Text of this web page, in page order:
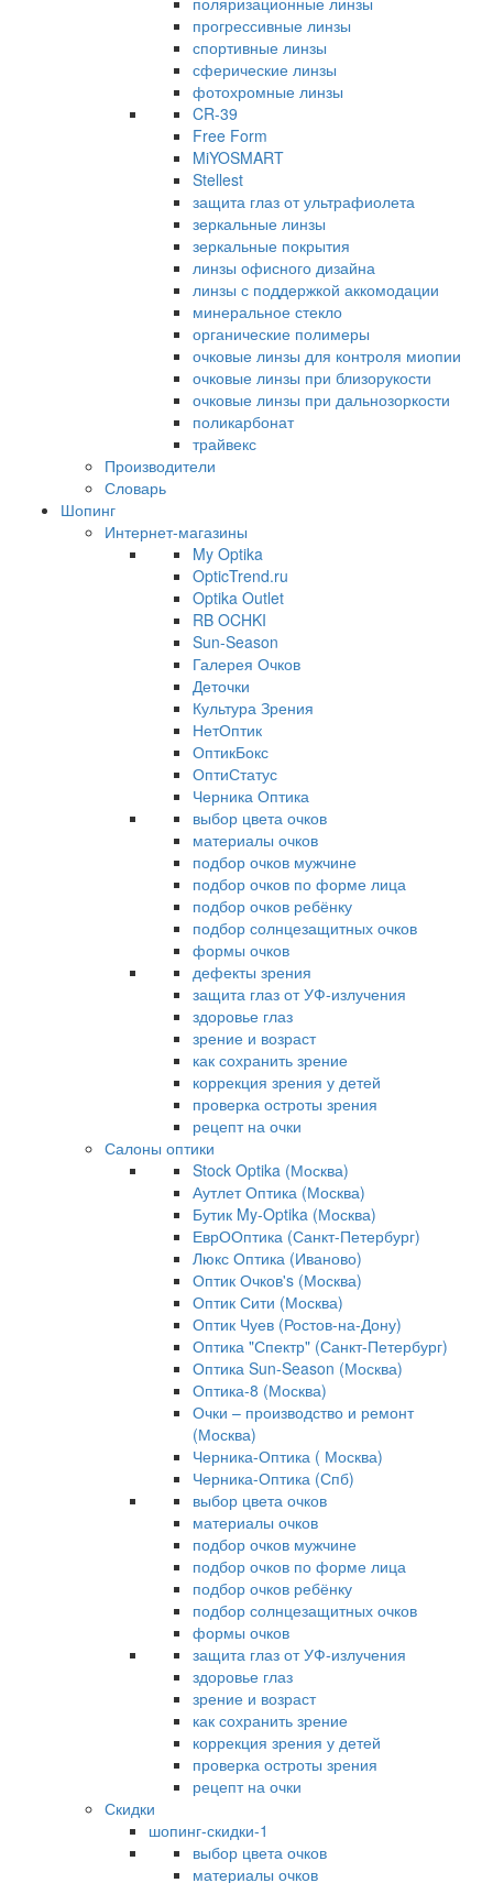
прогрессивные линзы
спортивные линзы
сферические линзы
фотохромные линзы
CR-39
Free Form
MiYOSMART
Stellest
защита глаз от ультрафиолета
зеркальные линзы
зеркальные покрытия
линзы офисного дизайна
линзы с поддержкой аккомодации
минеральное стекло
органические полимеры
очковые линзы для контроля миопии
очковые линзы при близорукости
очковые линзы при дальнозоркости
поликарбонат
трайвекс
Производители
Словарь
Шопинг
Интернет-магазины
My Optika
OpticTrend.ru
Optika Outlet
RB OCHKI
Sun-Season
Галерея Очков
Деточки
Культура Зрения
НетОптик
ОптикБокс
ОптиСтатус
Черника Оптика
выбор цвета очков
материалы очков
подбор очков мужчине
подбор очков по форме лица
подбор очков ребёнку
подбор солнцезащитных очков
формы очков
дефекты зрения
защита глаз от УФ-излучения
здоровье глаз
зрение и возраст
как сохранить зрение
коррекция зрения у детей
проверка остроты зрения
рецепт на очки
Салоны оптики
Stock Optika (Москва)
Аутлет Оптика (Москва)
Бутик My-Optika (Москва)
ЕврООптика (Санкт-Петербург)
Люкс Оптика (Иваново)
Оптик Очков's (Москва)
Оптик Сити (Москва)
Оптик Чуев (Ростов-на-Дону)
Оптика "Спектр" (Санкт-Петербург)
Оптика Sun-Season (Москва)
Оптика-8 (Москва)
Очки – производство и ремонт
(Москва)
Черника-Оптика ( Москва)
Черника-Оптика (Спб)
выбор цвета очков
материалы очков
подбор очков мужчине
подбор очков по форме лица
подбор очков ребёнку
подбор солнцезащитных очков
формы очков
защита глаз от УФ-излучения
здоровье глаз
зрение и возраст
как сохранить зрение
коррекция зрения у детей
проверка остроты зрения
рецепт на очки
Скидки
шопинг-скидки-1
выбор цвета очков
материалы очков